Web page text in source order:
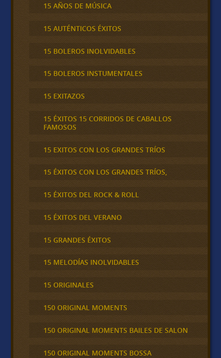
15 AÑOS DE MÚSICA
15 AUTÉNTICOS ÉXITOS
15 BOLEROS INOLVIDABLES
15 BOLEROS INSTUMENTALES
15 EXITAZOS
15 ÉXITOS 15 CORRIDOS DE CABALLOS
FAMOSOS
15 EXITOS CON LOS GRANDES TRÍOS
15 ÉXITOS CON LOS GRANDES TRÍOS,
15 ÉXITOS DEL ROCK & ROLL
15 ÉXITOS DEL VERANO
15 GRANDES ÉXITOS
15 MELODÍAS INOLVIDABLES
15 ORIGINALES
150 ORIGINAL MOMENTS
150 ORIGINAL MOMENTS BAILES DE SALON
150 ORIGINAL MOMENTS BOSSA